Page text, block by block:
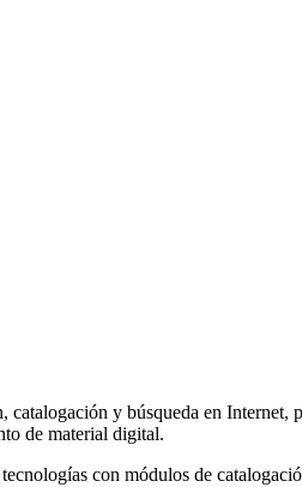
y búsqueda en Internet,
de material digital.
con módulos de